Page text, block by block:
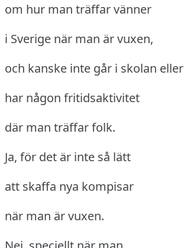
om hur man träffar vänner
i Sverige när man är vuxen,
och kanske inte går i skolan eller
har någon fritidsaktivitet
där man träffar folk.
Ja, för det är inte så lätt
att skaffa nya kompisar
när man är vuxen.